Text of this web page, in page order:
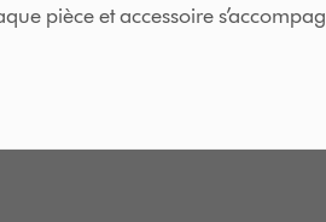
pièce et accessoire